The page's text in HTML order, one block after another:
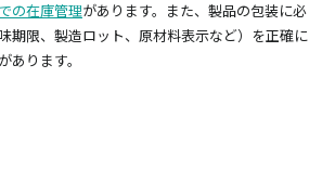
の在庫管理があります。また、製品の包装に必
期限、製造ロット、原材料表示など）を正確に
ります。